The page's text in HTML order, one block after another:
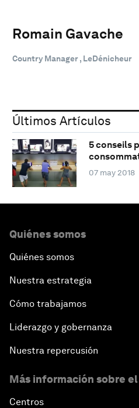
Romain Gavache
Country Manager , LeDénicheur
Últimos Artículos
5 conseils
07 may 2018
Quiénes somos
Quiénes somos
Nuestra estrategia
Cómo trabajamos
Liderazgo y gobernanza
Nuestra repercusión
Más información sobre
Centros